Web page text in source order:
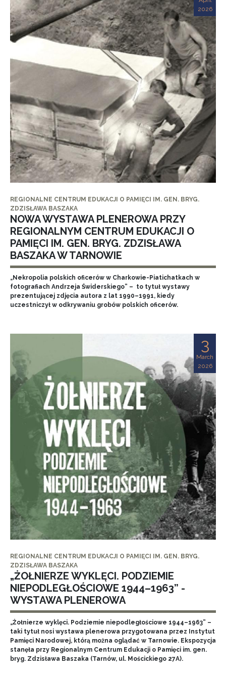
2026
REGIONALNE CENTRUM EDUKACJI O PAMIĘCI IM. GEN. BRYG.
ZDZISŁAWA BASZAKA
NOWA WYSTAWA PLENEROWA PRZY
REGIONALNYM CENTRUM EDUKACJI O
PAMIĘCI IM. GEN. BRYG. ZDZISŁAWA
BASZAKA W TARNOWIE
„Nekropolia polskich oficerów w Charkowie-Piatichatkach w
fotografiach Andrzeja Świderskiego” – to tytuł wystawy
prezentującej zdjęcia autora z lat 1990–1991, kiedy
uczestniczył w odkrywaniu grobów polskich oficerów.
3
March
2026
REGIONALNE CENTRUM EDUKACJI O PAMIĘCI IM. GEN. BRYG.
ZDZISŁAWA BASZAKA
„ŻOŁNIERZE WYKLĘCI. PODZIEMIE
NIEPODLEGŁOŚCIOWE 1944–1963” -
WYSTAWA PLENEROWA
„Żołnierze wyklęci. Podziemie niepodległościowe 1944–1963” –
taki tytuł nosi wystawa plenerowa przygotowana przez Instytut
Pamięci Narodowej, którą można oglądać w Tarnowie. Ekspozycja
stanęła przy Regionalnym Centrum Edukacji o Pamięci im. gen.
bryg. Zdzisława Baszaka (Tarnów, ul. Mościckiego 27A).